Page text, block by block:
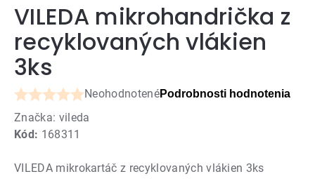
VILEDA mikrohandrička z
recyklovaných vlákien
3ks
Kód: 168311
Priemerné
hodnotenie
produktu
0,0
NeohodnotenéPodrobnosti hodnotenia
Značka: vileda
VILEDA mikrokartáč z recyklovaných vlákien 3ks